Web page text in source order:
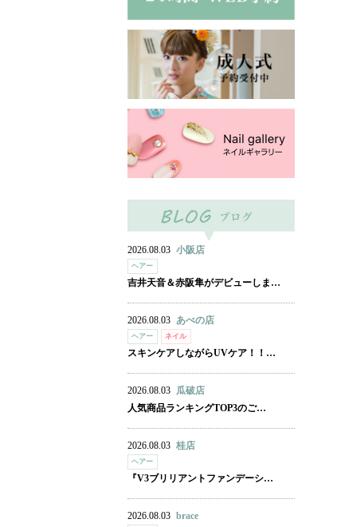
2026.08.03 小阪店
ヘアー
吉井天音＆赤阪隼がデビューしま…
2026.08.03 あべの店
ヘアー ネイル
スキンケアしながらUVケア！！…
2026.08.03
瓜破店
人気商品ランキングTOP3のご…
2026.08.03 桂店
ヘアー
『V3ブリリアントファンデーシ…
2026.08.03 brace